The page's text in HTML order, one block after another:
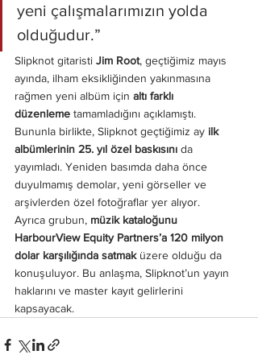
yeni çalışmalarımızın yolda
olduğudur.”
Slipknot gitaristi Jim Root, geçtiğimiz mayıs
ayında, ilham eksikliğinden yakınmasına
rağmen yeni albüm için altı farklı
düzenleme tamamladığını açıklamıştı.
Bununla birlikte, Slipknot geçtiğimiz ay ilk
albümlerinin 25. yıl özel baskısını da
yayımladı. Yeniden basımda daha önce
duyulmamış demolar, yeni görseller ve
arşivlerden özel fotoğraflar yer alıyor.
Ayrıca grubun, müzik kataloğunu
HarbourView Equity Partners’a 120 milyon
dolar karşılığında satmak üzere olduğu da
konuşuluyor. Bu anlaşma, Slipknot’un yayın
haklarını ve master kayıt gelirlerini
kapsayacak.